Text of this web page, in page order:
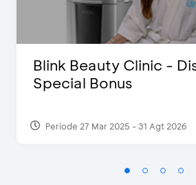
Blink Beauty Clinic -
Special Bonus
Periode 27 Mar 2025 - 31 Agt 2026